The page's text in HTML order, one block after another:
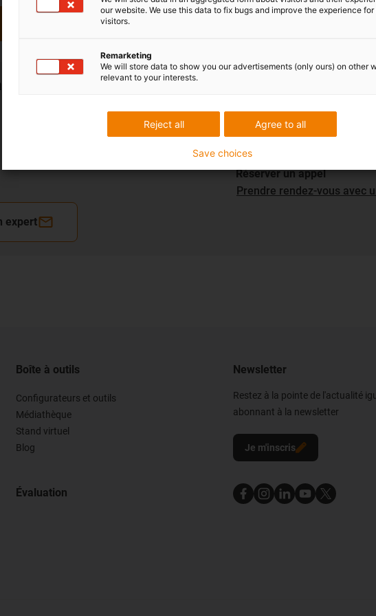
sur le produit ? Veuillez
expert
Service client :
Téléphone : du lundi au
Réserver un appel
Prendre rendez-vous avec
Boîte à outils
Configurateurs et outils
Médiathèque
Stand virtuel
Blog
Évaluation
Newsletter
Restez à la pointe de l'actualité
abonnant à la newsletter
Je m'inscris
our website. We use this data to fix bugs and improve the experience for
visitors.
Remarketing
We will store data to show you our advertisements (only ours) on other
relevant to your interests.
Agree to all
Reject all
Save choices